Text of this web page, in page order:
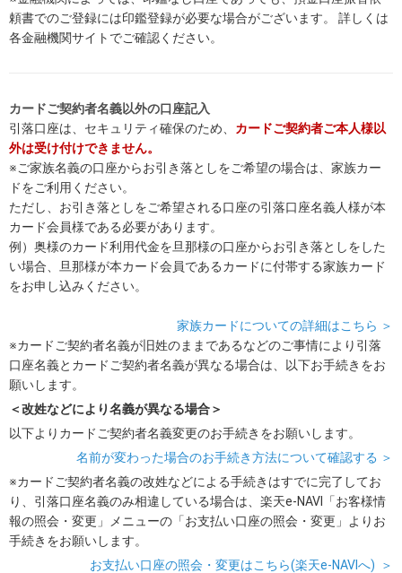
頼書でのご登録には印鑑登録が必要な場合がございます。 詳しくは
各金融機関サイトでご確認ください。
カードご契約者名義以外の口座記入
引落口座は、セキュリティ確保のため、 カードご契約者ご本人様以
外は受け付けできません。
※ご家族名義の口座からお引き落としをご希望の場合は、家族カー
ドをご利用ください。
ただし、お引き落としをご希望される口座の引落口座名義人様が本
カード会員様である必要があります。
例）奥様のカード利用代金を旦那様の口座からお引き落としをした
い場合、旦那様が本カード会員であるカードに付帯する家族カード
をお申し込みください。
家族カードについての詳細はこちら ＞
※カードご契約者名義が旧姓のままであるなどのご事情により引落
口座名義とカードご契約者名義が異なる場合は、以下お手続きをお
願いします。
＜改姓などにより名義が異なる場合＞
以下よりカードご契約者名義変更のお手続きをお願いします。
名前が変わった場合のお手続き方法について確認する ＞
※カードご契約者名義の改姓などによる手続きはすでに完了してお
り、引落口座名義のみ相違している場合は、楽天e-NAVI「お客様情
報の照会・変更」メニューの「お支払い口座の照会・変更」よりお
手続きをお願いします。
お支払い口座の照会・変更はこちら(楽天e-NAVIへ) ＞